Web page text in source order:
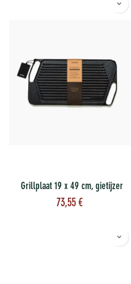
Grillplaat 19 x 49 cm, gietijzer
73,55 €